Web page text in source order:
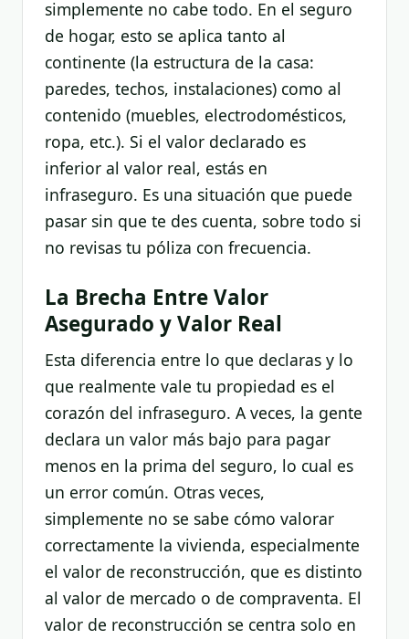
simplemente no cabe todo. En el seguro
de hogar, esto se aplica tanto al
continente (la estructura de la casa:
paredes, techos, instalaciones) como al
contenido (muebles, electrodomésticos,
ropa, etc.). Si el valor declarado es
inferior al valor real, estás en
infraseguro. Es una situación que puede
pasar sin que te des cuenta, sobre todo si
no revisas tu póliza con frecuencia.
La Brecha Entre Valor
Asegurado y Valor Real
Esta diferencia entre lo que declaras y lo
que realmente vale tu propiedad es el
corazón del infraseguro. A veces, la gente
declara un valor más bajo para pagar
menos en la prima del seguro, lo cual es
un error común. Otras veces,
simplemente no se sabe cómo valorar
correctamente la vivienda, especialmente
el valor de reconstrucción, que es distinto
al valor de mercado o de compraventa. El
valor de reconstrucción se centra solo en